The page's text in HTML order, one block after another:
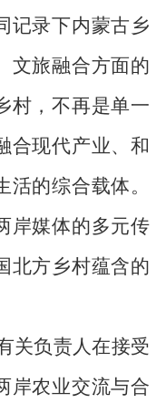
记录下内蒙古乡
文旅融合方面的
村，不再是单一
合现代产业、和
的综合载体。
岸媒体的多元传
北方乡村蕴含的
关负责人在接受
岸农业交流与合